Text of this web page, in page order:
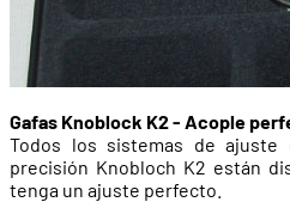
Gafas Knoblock K2 - Acople
Todos los sistemas de
precisión Knobloch K2 están
tenga un ajuste perfecto.